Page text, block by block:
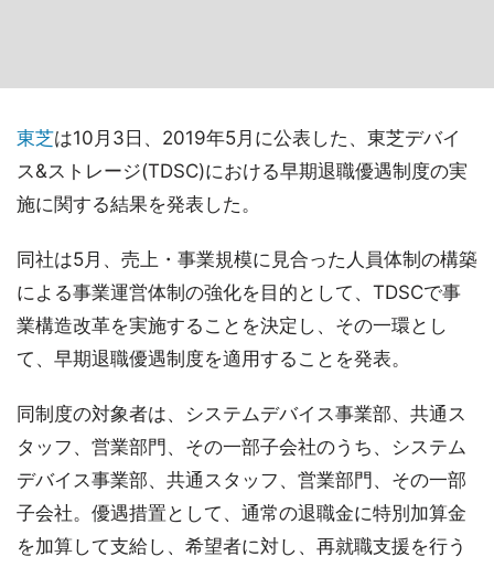
東芝は10月3日、2019年5月に公表した、東芝デバイ
ス&ストレージ(TDSC)における早期退職優遇制度の実
施に関する結果を発表した。
同社は5月、売上・事業規模に見合った人員体制の構築
による事業運営体制の強化を目的として、TDSCで事
業構造改革を実施することを決定し、その一環とし
て、早期退職優遇制度を適用することを発表。
同制度の対象者は、システムデバイス事業部、共通ス
タッフ、営業部門、その一部子会社のうち、システム
デバイス事業部、共通スタッフ、営業部門、その一部
子会社。優遇措置として、通常の退職金に特別加算金
を加算して支給し、希望者に対し、再就職支援を行う